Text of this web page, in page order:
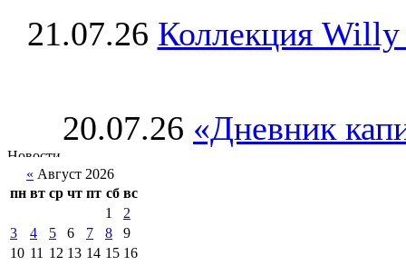
21.07.26 Коллекция Willy
20.07.26 «Дневник
« Август 2026
пн вт ср чт пт сб вс
1
2
3
4 5 6 7 8
9
10 11 12 13 14 15 16